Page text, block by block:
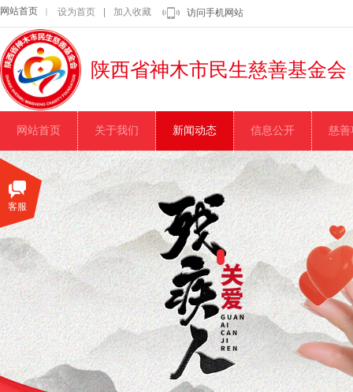
设为首页 加入收藏
网站首页 访问手机网站
陕西省神木市民生慈善基金会
网站首页 关于我们 新闻动态 信息公开 慈善
客服